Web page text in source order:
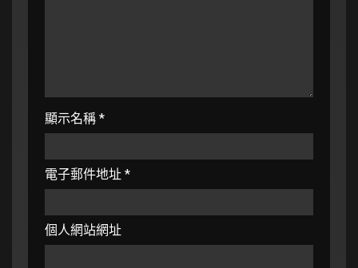
顯示名稱 *
電子郵件地址 *
個人網站網址